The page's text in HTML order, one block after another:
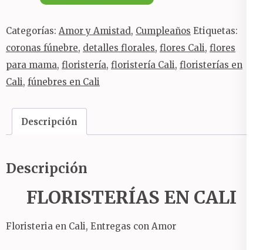
y
chocolates
cantidad
Categorías: Amor y Amistad, Cumpleaños Etiquetas:
coronas fúnebre, detalles florales, flores Cali, flores
para mama, floristería, floristería Cali, floristerías en
Cali, fúnebres en Cali
Descripción
Descripción
FLORISTERÍAS EN CALI
Floristeria en Cali, Entregas con Amor